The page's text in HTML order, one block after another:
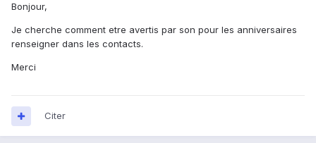
Bonjour,
Je cherche comment etre avertis par son pour les anniversaires
renseigner dans les contacts.
Merci
Citer